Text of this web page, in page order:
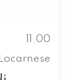
11.00
Locarnese